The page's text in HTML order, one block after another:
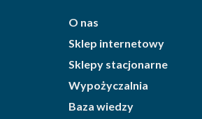
O nas
Sklep internetowy
Sklepy stacjonarne
Wypożyczalnia
Baza wiedzy